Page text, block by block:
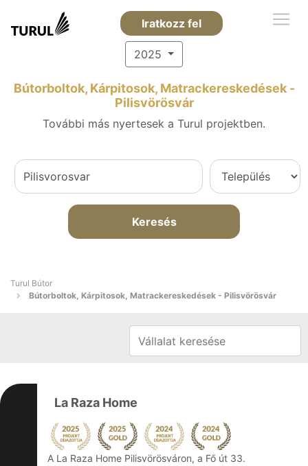
Iratkozz fel
2025
Bútorboltok, Kárpitosok, Matrackereskedések -
Pilisvörösvár
További más nyertesek a Turul projektben.
Keresés
Turul Bútor
Bútorboltok, Kárpitosok, Matrackereskedések - Pilisvörösvár
La Raza Home
A La Raza Home Pilisvörösváron, a Fő út 33.